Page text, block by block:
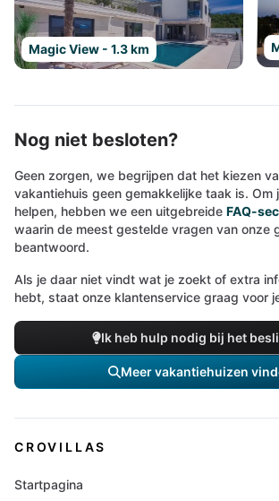
Magic View - 1.3 km
Nog niet besloten?
Geen zorgen, we begrijpen dat het kiezen
vakantiehuis geen gemakkelijke taak is. Om
helpen, hebben we een uitgebreide FAQ-
waarin de meest gestelde vragen van onze
beantwoord.
Als je daar niet vindt wat je zoekt of extra
hebt, staat onze klantenservice graag voor
Ik heb hulp nodig bij het
Meer vakantiehuizen
CROVILLAS
Startpagina